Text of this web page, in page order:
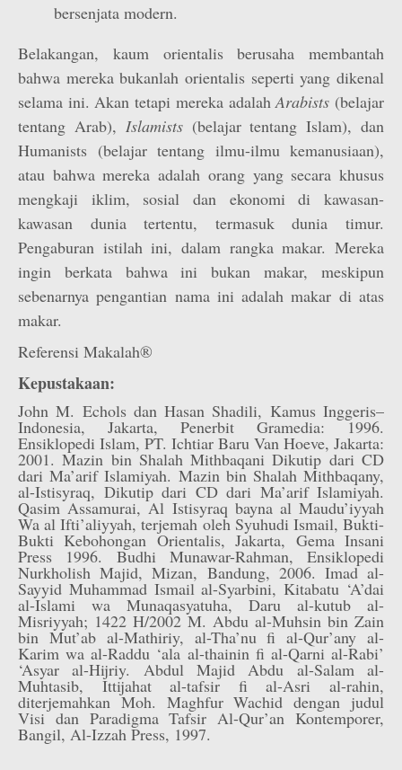
bersenjata modern.
Belakangan, kaum orientalis berusaha membantah
bahwa mereka bukanlah orientalis seperti yang dikenal
selama ini. Akan tetapi mereka adalahArabists (belajar
tentang Arab), Islamists(belajar tentang Islam), dan
Humanists (belajar tentang ilmu-ilmu kemanusiaan),
atau bahwa mereka adalah orang yang secara khusus
mengkaji iklim, sosial dan ekonomi di kawasan-
kawasan dunia tertentu, termasuk dunia timur.
Pengaburan istilah ini, dalam rangka makar. Mereka
ingin berkata bahwa ini bukan makar, meskipun
sebenarnya pengantian nama ini adalah makar di atas
makar.
Referensi Makalah®
Kepustakaan:
John M. Echols dan Hasan Shadili, Kamus Inggeris–
Indonesia, Jakarta, Penerbit Gramedia: 1996.
Ensiklopedi Islam, PT. Ichtiar Baru Van Hoeve, Jakarta:
2001. Mazin bin Shalah Mithbaqani Dikutip dari CD
dari Ma’arif Islamiyah. Mazin bin Shalah Mithbaqany,
al-Istisyraq, Dikutip dari CD dari Ma’arif Islamiyah.
Qasim Assamurai, Al Istisyraq bayna al Maudu’iyyah
Wa al Ifti’aliyyah, terjemah oleh Syuhudi Ismail, Bukti-
Bukti Kebohongan Orientalis, Jakarta, Gema Insani
Press 1996. Budhi Munawar-Rahman, Ensiklopedi
Nurkholish Majid, Mizan, Bandung, 2006. Imad al-
Sayyid Muhammad Ismail al-Syarbini, Kitabatu ‘A’dai
al-Islami wa Munaqasyatuha, Daru al-kutub al-
Misriyyah; 1422 H/2002 M. Abdu al-Muhsin bin Zain
bin Mut’ab al-Mathiriy, al-Tha’nu fi al-Qur’any al-
Karim wa al-Raddu ‘ala al-thainin fi al-Qarni al-Rabi’
‘Asyar al-Hijriy. Abdul Majid Abdu al-Salam al-
Muhtasib, Ittijahat al-tafsir fi al-Asri al-rahin,
diterjemahkan Moh. Maghfur Wachid dengan judul
Visi dan Paradigma Tafsir Al-Qur’an Kontemporer,
Bangil, Al-Izzah Press, 1997.